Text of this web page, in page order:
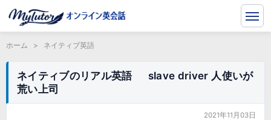
ホーム > ネイティブ英語
ネイティブのリアル英語 slave driver 人使いが
荒い上司
2021年11月03日